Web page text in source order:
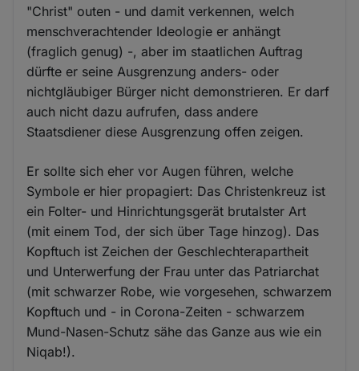
"Christ" outen - und damit verkennen, welch
menschverachtender Ideologie er anhängt
(fraglich genug) -, aber im staatlichen Auftrag
dürfte er seine Ausgrenzung anders- oder
nichtgläubiger Bürger nicht demonstrieren. Er darf
auch nicht dazu aufrufen, dass andere
Staatsdiener diese Ausgrenzung offen zeigen.
Er sollte sich eher vor Augen führen, welche
Symbole er hier propagiert: Das Christenkreuz ist
ein Folter- und Hinrichtungsgerät brutalster Art
(mit einem Tod, der sich über Tage hinzog). Das
Kopftuch ist Zeichen der Geschlechterapartheit
und Unterwerfung der Frau unter das Patriarchat
(mit schwarzer Robe, wie vorgesehen, schwarzem
Kopftuch und - in Corona-Zeiten - schwarzem
Mund-Nasen-Schutz sähe das Ganze aus wie ein
Niqab!).